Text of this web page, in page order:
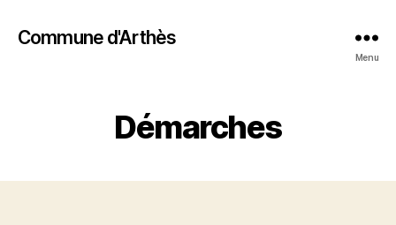
Commune d'Arthès
Menu
Démarches